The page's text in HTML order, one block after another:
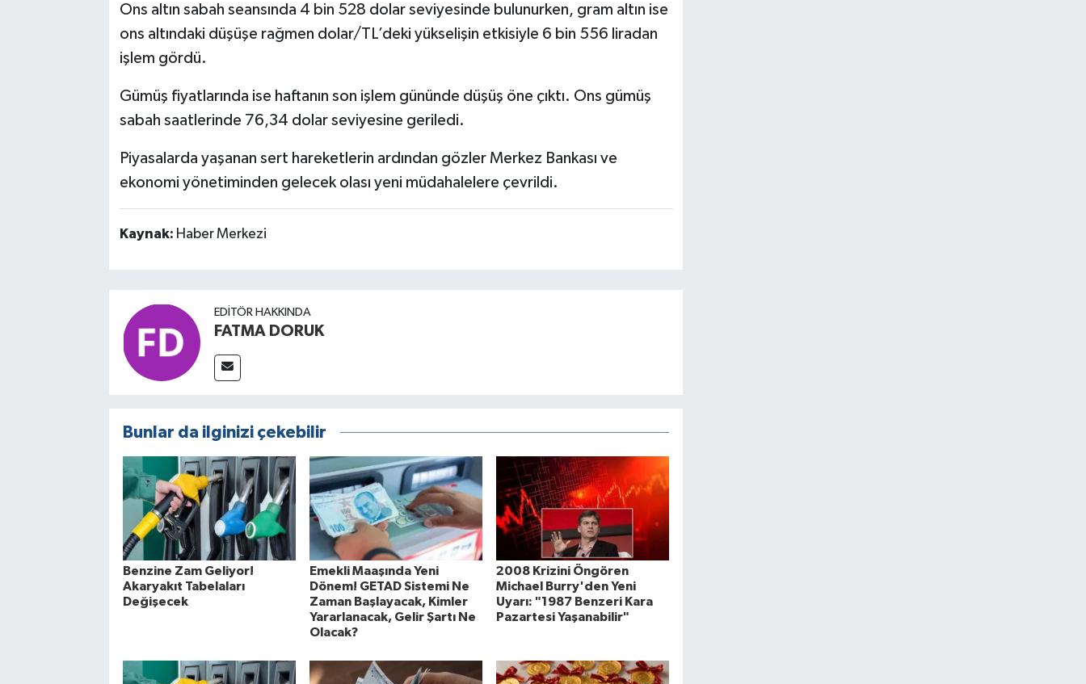
Ons altın sabah seansında 4 bin 528 dolar seviyesinde bulunurken, gram altın ise
ons altındaki düşüşe rağmen dolar/TL’deki yükselişin etkisiyle 6 bin 556 liradan
işlem gördü.
Gümüş fiyatlarında ise haftanın son işlem gününde düşüş öne çıktı. Ons gümüş
sabah saatlerinde 76,34 dolar seviyesine geriledi.
Piyasalarda yaşanan sert hareketlerin ardından gözler Merkez Bankası ve
ekonomi yönetiminden gelecek olası yeni müdahalelere çevrildi.
Kaynak: Haber Merkezi
EDITÖR HAKKINDA
FATMA DORUK
Bunlar da ilginizi çekebilir
Benzine Zam Geliyor!
Akaryakıt Tabelaları
Değişecek
Emekli Maaşında Yeni
Dönem! GETAD Sistemi Ne
Zaman Başlayacak, Kimler
Yararlanacak, Gelir Şartı Ne
Olacak?
2008 Krizini Öngören
Michael Burry'den Yeni
Uyarı: "1987 Benzeri Kara
Pazartesi Yaşanabilir"